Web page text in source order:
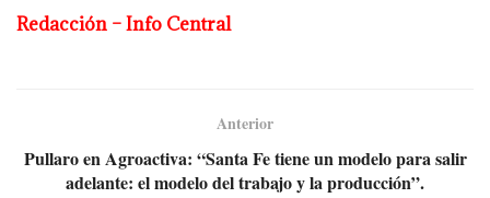
Redacción – Info Central
Anterior
Pullaro en Agroactiva: “Santa Fe tiene un modelo para salir
adelante: el modelo del trabajo y la producción”.